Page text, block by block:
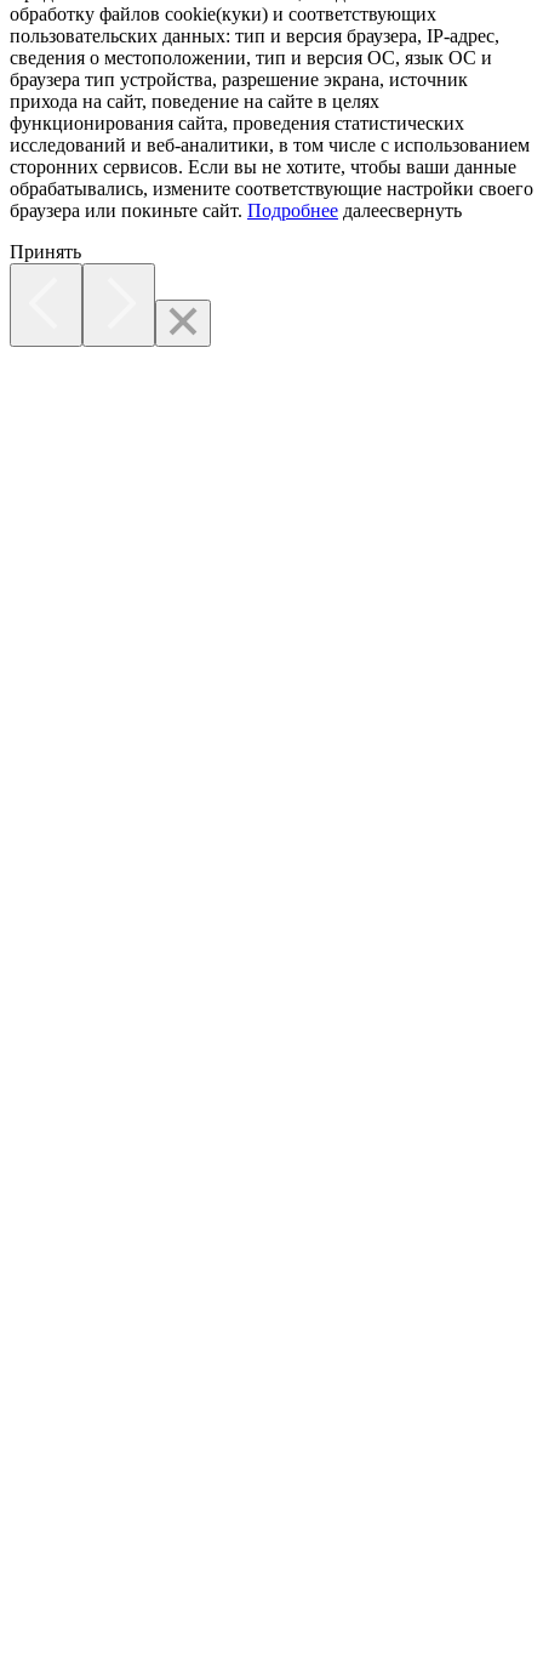
обработку файлов cookie(куки) и соответствующих
пользовательских данных: тип и версия браузера, IP-адрес,
сведения о местоположении, тип и версия ОС, язык ОС и
браузера тип устройства, разрешение экрана, источник
прихода на сайт, поведение на сайте в целях
функционирования сайта, проведения статистических
исследований и веб-аналитики, в том числе с использованием
сторонних сервисов. Если вы не хотите, чтобы ваши данные
обрабатывались, измените соответствующие настройки своего
браузера или покиньте сайт. Подробнее далеесвернуть
Принять